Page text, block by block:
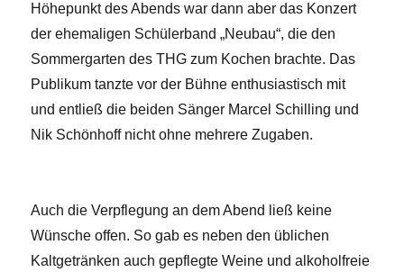
Höhepunkt des Abends war dann aber das Konzert
der ehemaligen Schülerband „Neubau“, die den
Sommergarten des THG zum Kochen brachte. Das
Publikum tanzte vor der Bühne enthusiastisch mit
und entließ die beiden Sänger Marcel Schilling und
Nik Schönhoff nicht ohne mehrere Zugaben.
Auch die Verpflegung an dem Abend ließ keine
Wünsche offen. So gab es neben den üblichen
Kaltgetränken auch gepflegte Weine und alkoholfreie